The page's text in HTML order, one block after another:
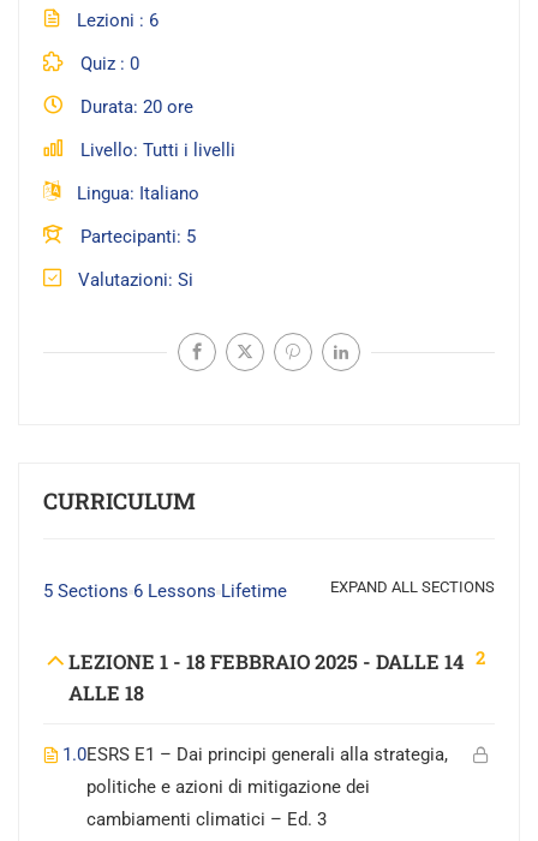
CURRICULUM
5 Sections 6 Lessons Lifetime EXPAND ALL SECTIONS
LEZIONE 1 - 18 FEBBRAIO 2025 - DALLE 14
ALLE 18
2
1.0ESRS E1 – Dai principi generali alla strategia,
politiche e azioni di mitigazione dei
cambiamenti climatici – Ed. 3
Lezioni
6
Quiz
0
Durata 20 ore
Livello Tutti i livelli
Lingua Italiano
Partecipanti 5
Valutazioni Si